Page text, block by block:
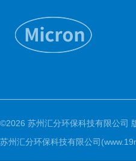
©2026 苏州汇分环保科技有限公司
苏州汇分环保科技有限公司